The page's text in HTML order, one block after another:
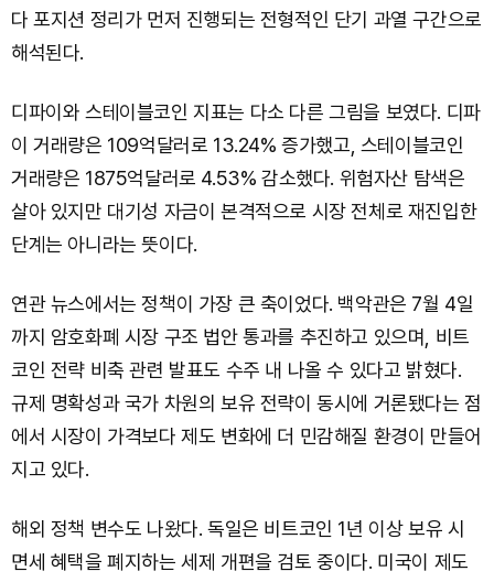
다 포지션 정리가 먼저 진행되는 전형적인 단기 과열 구간으로
해석된다.
디파이와 스테이블코인 지표는 다소 다른 그림을 보였다. 디파
이 거래량은 109억달러로 13.24% 증가했고, 스테이블코인
거래량은 1875억달러로 4.53% 감소했다. 위험자산 탐색은
살아 있지만 대기성 자금이 본격적으로 시장 전체로 재진입한
단계는 아니라는 뜻이다.
연관 뉴스에서는 정책이 가장 큰 축이었다. 백악관은 7월 4일
까지 암호화폐 시장 구조 법안 통과를 추진하고 있으며, 비트
코인 전략 비축 관련 발표도 수주 내 나올 수 있다고 밝혔다.
규제 명확성과 국가 차원의 보유 전략이 동시에 거론됐다는 점
에서 시장이 가격보다 제도 변화에 더 민감해질 환경이 만들어
지고 있다.
해외 정책 변수도 나왔다. 독일은 비트코인 1년 이상 보유 시
면세 혜택을 폐지하는 세제 개편을 검토 중이다. 미국이 제도